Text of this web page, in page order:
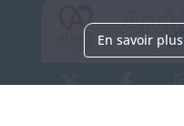
En savoir plus